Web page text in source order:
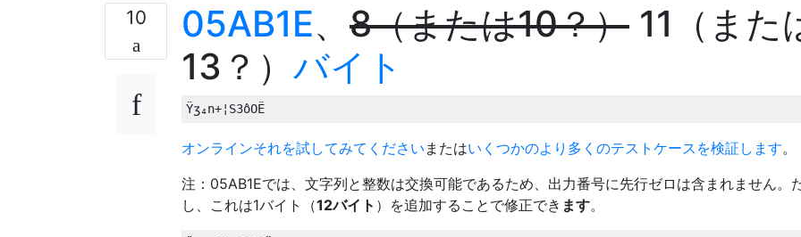
10 05AB1E、 8（または10？） 11（また
13？） バイト
オンラインそれを試してみてください またはいくつかのより多くのテストケースを検証します。
注：05AB1Eでは、文字列と整数は交換可能であるため、出力番号に先行ゼロは含まれません。
し、これは1バイト（12バイト ）を追加することで修正でき ます。